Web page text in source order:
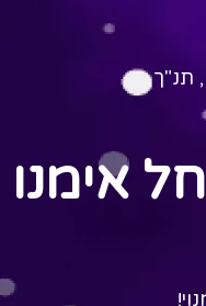
, תנ"ך
אימנו